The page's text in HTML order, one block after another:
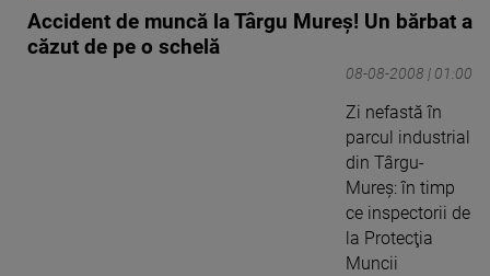
Accident de muncă la Târgu Mureş! Un bărbat a
căzut de pe o schelă
08-08-2008 | 01:00
Zi nefastă în
parcul industrial
din Târgu-
Mureş: în timp
ce inspectorii de
la Protecţia
Muncii